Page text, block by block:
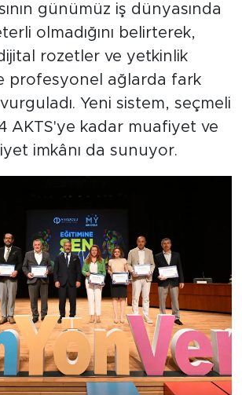
günümüz iş dünyasında
olmadığını belirterek,
rozetler ve yetkinlik
profesyonel ağlarda fark
Yeni sistem, seçmeli
AKTS'ye kadar muafiyet ve
imkânı da sunuyor.